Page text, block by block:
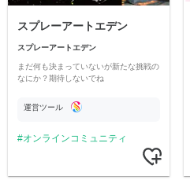
スプレーアートエデン
スプレーアートエデン
まだ何も決まっていないが新たな挑戦の
なにか？期待しないでね
運営ツール
オンラインコミュニティ